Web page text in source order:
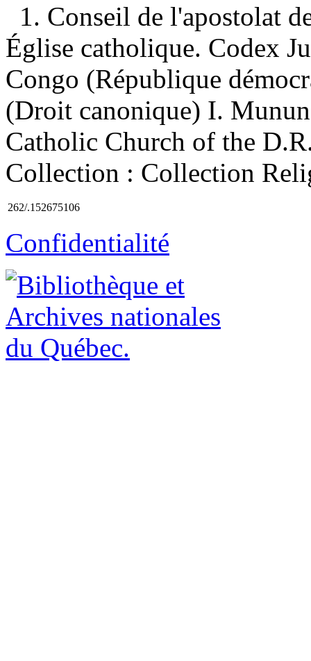
1. Conseil de l'apostolat
Église catholique. Codex
Congo (République
(Droit canonique) I.
Catholic Church of the
Collection : Collection
262/.152675106
Confidentialité